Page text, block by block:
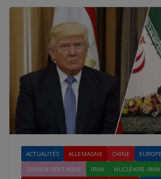
ACTUALITÉS ALLEMAGNE CHINE EUROPE
GRANDE-BRETAGNE
IRAN
NUCLÉAIRE